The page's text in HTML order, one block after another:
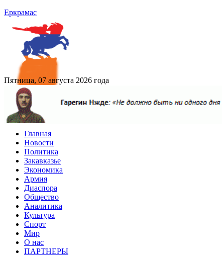
Еркрамас
Пятница, 07 августа 2026 года
Главная
Новости
Политика
Закавказье
Экономика
Армия
Диаспора
Общество
Аналитика
Культура
Спорт
Мир
О нас
ПАРТНЕРЫ